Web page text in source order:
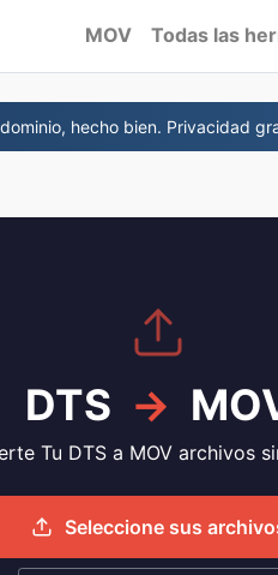
MOV Todas las
hecho bien. Privacidad
DTS →
Tu DTS a MOV archivos
Seleccione sus